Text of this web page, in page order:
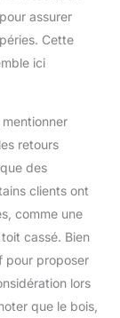
assurer
Cette
ici
retours
des
clients ont
comme une
cassé. Bien
pour proposer
lors
que le bois,